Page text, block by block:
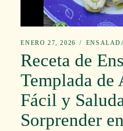
ENERO 27, 2026
Receta de
Templada de
Fácil y
Sorprender